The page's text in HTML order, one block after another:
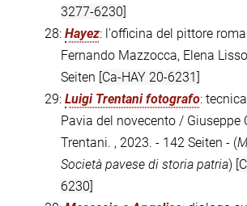
3277-6230]
28: Hayez: l'officina del pittore
Fernando Mazzocca, Elena
Seiten [Ca-HAY 20-6231]
29: Luigi Trentani fotografo:
Pavia del novecento / Giuseppe
Trentani. , 2023. - 142 Seiten - (
Società pavese di storia patria)
6230]